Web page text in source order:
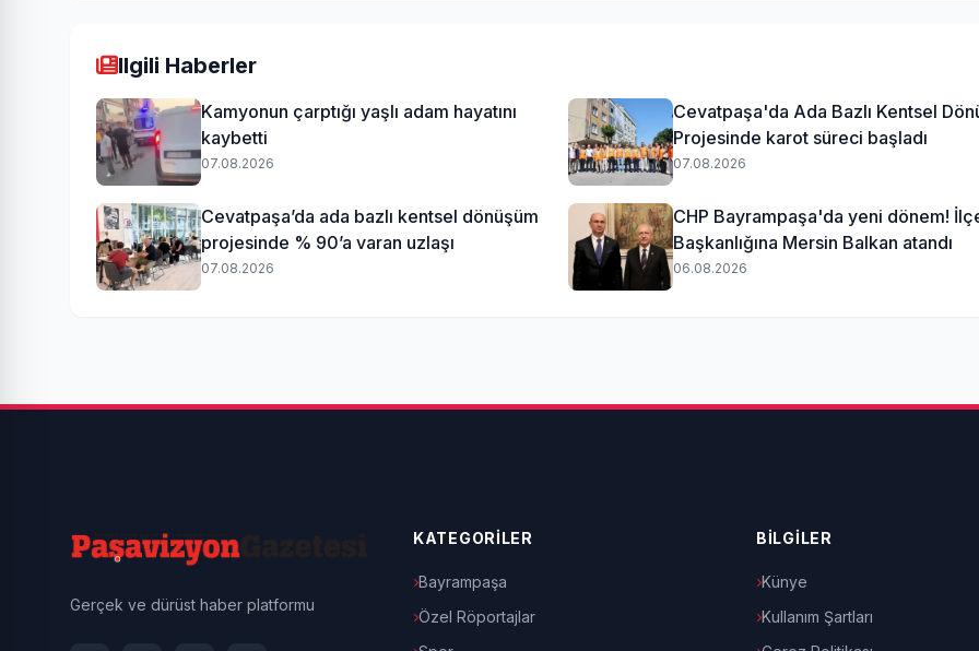
Ilgili Haberler
Kamyonun çarptığı yaşlı adam hayatını
kaybetti
07.08.2026
Cevatpaşa'da Ada Bazlı Kentsel
Projesinde karot süreci başladı
07.08.2026
Cevatpaşa’da ada bazlı kentsel dönüşüm
projesinde % 90’a varan uzlaşı
07.08.2026
CHP Bayrampaşa'da yeni dönem!
Başkanlığına Mersin Balkan atandı
06.08.2026
Gerçek ve dürüst haber platformu
KATEGORİLER
Bayrampaşa
Özel Röportajlar
BİLGİLER
Künye
Kullanım Şartları